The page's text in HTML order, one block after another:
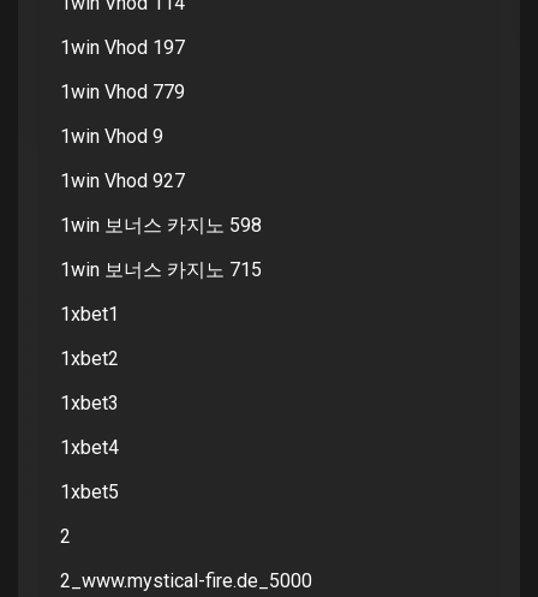
1win Vhod 197
1win Vhod 779
1win Vhod 9
1win Vhod 927
1win 보너스 카지노 598
1win 보너스 카지노 715
1xbet1
1xbet2
1xbet3
1xbet4
1xbet5
2
2_www.mystical-fire.de_5000